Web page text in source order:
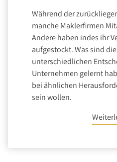
Während der
manche Maklerfirmen
Andere haben indes ihr
aufgestockt. Was sind
unterschiedlichen
Unternehmen gelernt
bei ähnlichen
sein wollen.